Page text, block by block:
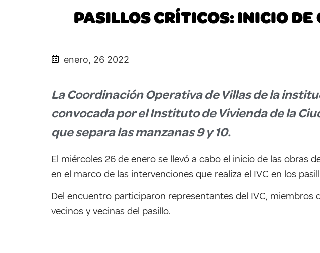
PASILLOS CRÍTICOS: INICIO
enero, 26 2022
La Coordinación Operativa de Villas de la
convocada por el Instituto de Vivienda de la
que separa las manzanas 9 y 10.
El miércoles 26 de enero se llevó a cabo el inicio de las obras
en el marco de las intervenciones que realiza el IVC en los
Del encuentro participaron representantes del IVC,
vecinos y vecinas del pasillo.